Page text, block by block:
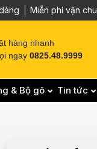
Miễn phí vận
hàng nhanh
ngay0825.48.9999
& Bộ gõ Tin tức